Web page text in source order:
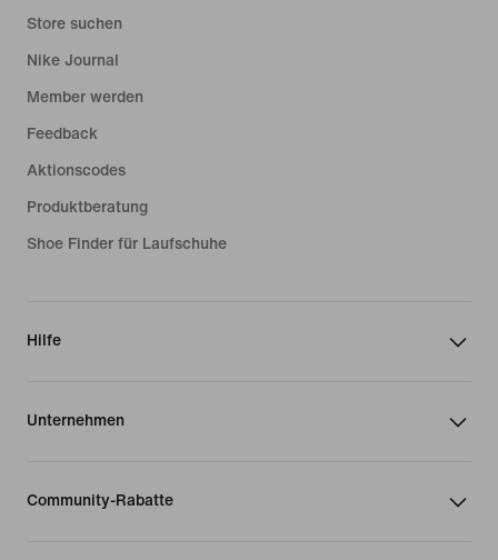
Store suchen
Nike Journal
Member werden
Feedback
Aktionscodes
Produktberatung
Shoe Finder für Laufschuhe
Hilfe
Unternehmen
Community-Rabatte